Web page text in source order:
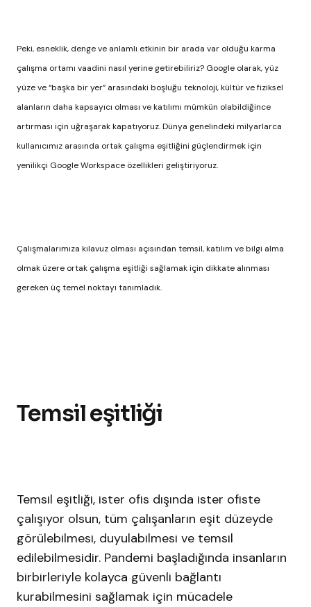
Peki, esneklik, denge ve anlamlı etkinin bir arada var olduğu karma
çalışma ortamı vaadini nasıl yerine getirebiliriz? Google olarak, yüz
yüze ve “başka bir yer” arasındaki boşluğu teknoloji, kültür ve fiziksel
alanların daha kapsayıcı olması ve katılımı mümkün olabildiğince
artırması için uğraşarak kapatıyoruz. Dünya genelindeki milyarlarca
kullanıcımız arasında ortak çalışma eşitliğini güçlendirmek için
yenilikçi Google Workspace özellikleri geliştiriyoruz.
Çalışmalarımıza kılavuz olması açısından temsil, katılım ve bilgi alma
olmak üzere ortak çalışma eşitliği sağlamak için dikkate alınması
gereken üç temel noktayı tanımladık.
Temsil eşitliği
Temsil eşitliği, ister ofis dışında ister ofiste
çalışıyor olsun, tüm çalışanların eşit düzeyde
görülebilmesi, duyulabilmesi ve temsil
edilebilmesidir. Pandemi başladığında insanların
birbirleriyle kolayca güvenli bağlantı
kurabilmesini sağlamak için mücadele